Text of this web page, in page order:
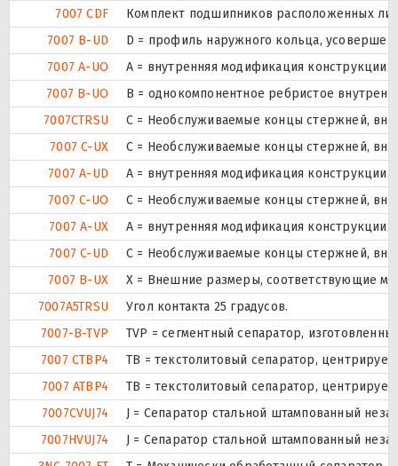
7007 CDF
Комплект подшипников расположенных
7007 B-UD
D = профиль наружного кольца,
7007 A-UO
A = внутренняя модификация конструкции.
7007 B-UO
B = однокомпонентное ребристое
7007CTRSU
С = Необслуживаемые концы стержней,
7007 C-UX
С = Необслуживаемые концы стержней,
7007 A-UD
A = внутренняя модификация конструкции.
7007 C-UO
С = Необслуживаемые концы стержней,
7007 A-UX
A = внутренняя модификация конструкции.
7007 C-UD
С = Необслуживаемые концы стержней,
7007 B-UX
X = Внешние размеры, соответствующие
7007A5TRSU
Угол контакта 25 градусов.
7007-B-TVP
TVP = сегментный сепаратор,
7007 CTBP4
ТВ = текстолитовый сепаратор,
7007 ATBP4
ТВ = текстолитовый сепаратор,
7007CVUJ74
J = Сепаратор стальной штампованный
7007HVUJ74
J = Сепаратор стальной штампованный